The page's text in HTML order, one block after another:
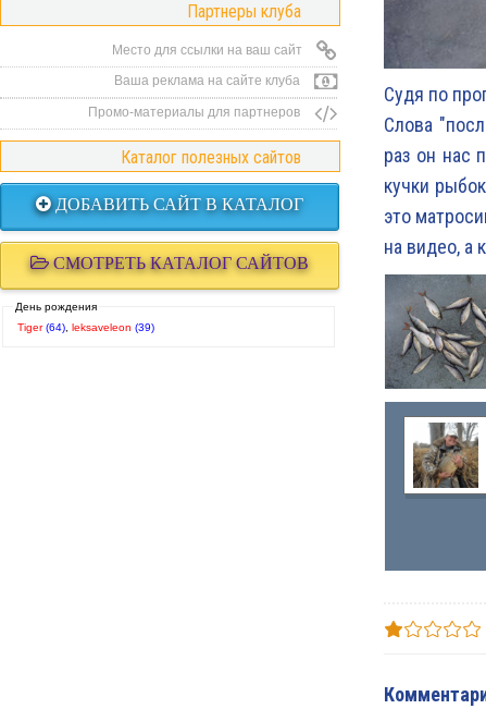
Партнеры клуба
Место для ссылки на ваш сайт
Ваша реклама на сайте клуба
Промо-материалы для партнеров
Каталог полезных сайтов
ДОБАВИТЬ САЙТ В КАТАЛОГ
СМОТРЕТЬ КАТАЛОГ САЙТОВ
День рождения
Tiger (64) leksaveleon (39)
Судя по
Слова
раз он нас
кучки
это
на видео, а